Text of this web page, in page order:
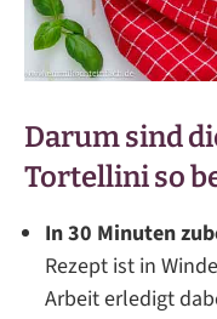
Darum sind
Tortellini so
In 30 Minuten
Rezept ist in
Arbeit erledigt